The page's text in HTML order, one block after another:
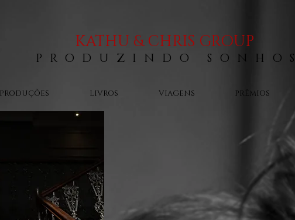
PRODUZINDO SONHOS
KATHU & CHRIS GROUP
PRODUÇÕES LIVROS VIAGENS PRÊMIOS